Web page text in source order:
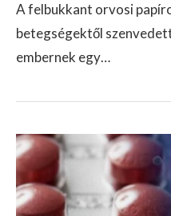
A felbukkant orvosi
betegségektől
embernek egy…